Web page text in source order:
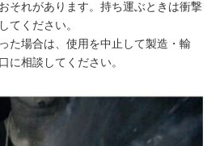
それがあります。持ち運ぶときは衝撃
てください。
た場合は、使用を中止して製造・輸
に相談してください。